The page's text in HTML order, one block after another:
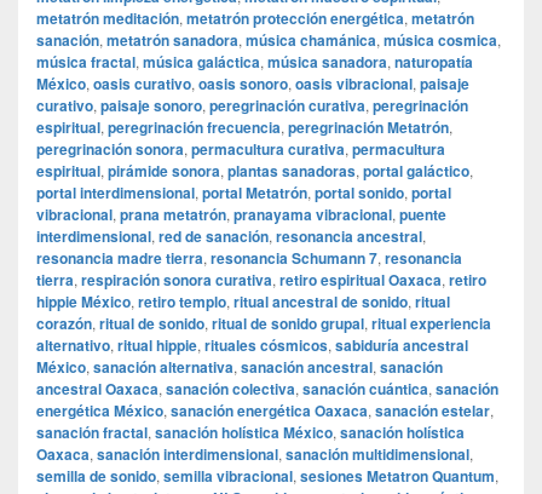
metatrón meditación, metatrón protección energética, metatrón
sanación, metatrón sanadora, música chamánica, música cosmica,
música fractal, música galáctica, música sanadora, naturopatía
México, oasis curativo, oasis sonoro, oasis vibracional, paisaje
curativo, paisaje sonoro, peregrinación curativa, peregrinación
espiritual, peregrinación frecuencia, peregrinación Metatrón,
peregrinación sonora, permacultura curativa, permacultura
espiritual, pirámide sonora, plantas sanadoras, portal galáctico,
portal interdimensional, portal Metatrón, portal sonido, portal
vibracional, prana metatrón, pranayama vibracional, puente
interdimensional, red de sanación, resonancia ancestral,
resonancia madre tierra, resonancia Schumann 7, resonancia
tierra, respiración sonora curativa, retiro espiritual Oaxaca, retiro
hippie México, retiro templo, ritual ancestral de sonido, ritual
corazón, ritual de sonido, ritual de sonido grupal, ritual experiencia
alternativo, ritual hippie, rituales cósmicos, sabiduría ancestral
México, sanación alternativa, sanación ancestral, sanación
ancestral Oaxaca, sanación colectiva, sanación cuántica, sanación
energética México, sanación energética Oaxaca, sanación estelar,
sanación fractal, sanación holística México, sanación holística
Oaxaca, sanación interdimensional, sanación multidimensional,
semilla de sonido, semilla vibracional, sesiones Metatron Quantum,